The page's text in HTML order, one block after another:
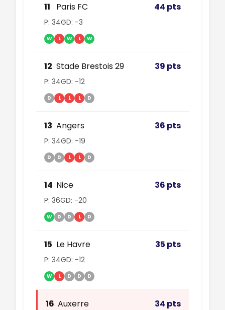
11 Paris FC 44 pts
P: 34GD: -3
W L W L W
12 Stade Brestois 29 39 pts
P: 34GD: -12
D L L L D
13 Angers 36 pts
P: 34GD: -19
D D L L D
14 Nice 36 pts
P: 36GD: -20
W D D L D
15 Le Havre 35 pts
P: 34GD: -12
W L D D D
16 Auxerre 34 pts